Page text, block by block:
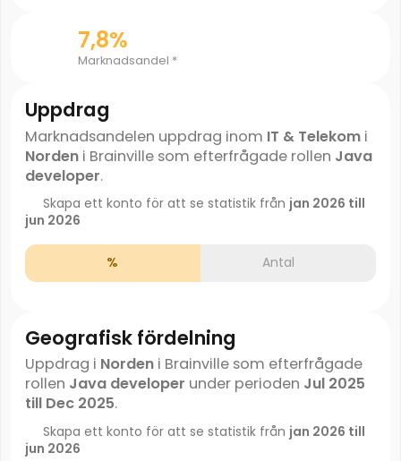
7,8%
Marknadsandel *
Uppdrag
Marknadsandelen uppdrag inom IT & Telekomi
Nordeni Brainville som efterfrågade rollen Java
developer.
Skapa ett konto för att se statistik från jan 2026 till
jun 2026
% Antal
Geografisk fördelning
Uppdrag i Nordeni Brainville som efterfrågade
rollen Java developer under perioden Jul 2025
till Dec 2025.
Skapa ett konto för att se statistik från jan 2026 till
jun 2026